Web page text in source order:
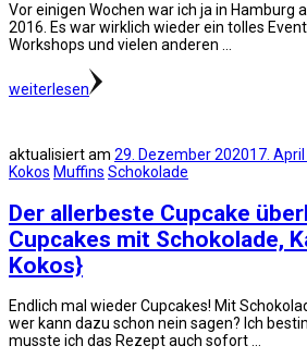
Vor einigen Wochen war ich ja in Hamburg
2016. Es war wirklich wieder ein tolles
Workshops und vielen anderen …
weiterlesen
aktualisiert am 29. Dezember 202017.
Kokos Muffins Schokolade
Der allerbeste Cupcake
Cupcakes mit Schokolade,
Kokos}
Endlich mal wieder Cupcakes! Mit
wer kann dazu schon nein sagen? Ich
musste ich das Rezept auch sofort …